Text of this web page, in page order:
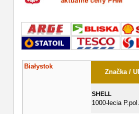
Białystok
Značka /
SHELL
1000-lecia